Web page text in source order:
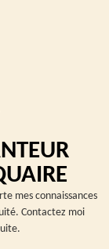
mes connaissances
Contactez moi